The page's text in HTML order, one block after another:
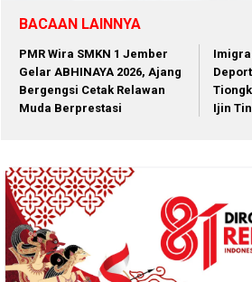
BACAAN LAINNYA
PMR Wira SMKN 1 Jember
Gelar ABHINAYA 2026, Ajang
Bergengsi Cetak Relawan
Muda Berprestasi
Ijin